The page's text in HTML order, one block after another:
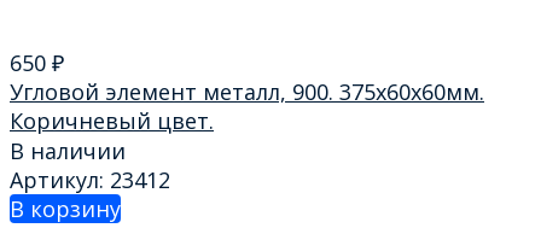
650 ₽
Угловой элемент металл, 900. 375х60х60мм.
Коричневый цвет.
В наличии
Артикул: 23412
В корзину